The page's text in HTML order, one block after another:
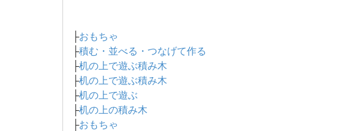
├おもちゃ
├積む・並べる・つなげて作る
├机の上で遊ぶ積み木
├机の上で遊ぶ積み木
├机の上で遊ぶ
├机の上の積み木
├おもちゃ